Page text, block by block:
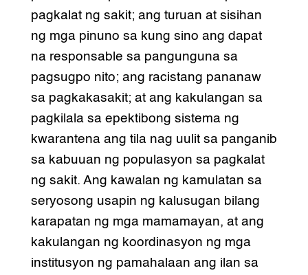
pagkalat ng sakit; ang turuan at sisihan
ng mga pinuno sa kung sino ang dapat
na responsable sa pangunguna sa
pagsugpo nito; ang racistang pananaw
sa pagkakasakit; at ang kakulangan sa
pagkilala sa epektibong sistema ng
kwarantena ang tila nag uulit sa panganib
sa kabuuan ng populasyon sa pagkalat
ng sakit. Ang kawalan ng kamulatan sa
seryosong usapin ng kalusugan bilang
karapatan ng mga mamamayan, at ang
kakulangan ng koordinasyon ng mga
institusyon ng pamahalaan ang ilan sa